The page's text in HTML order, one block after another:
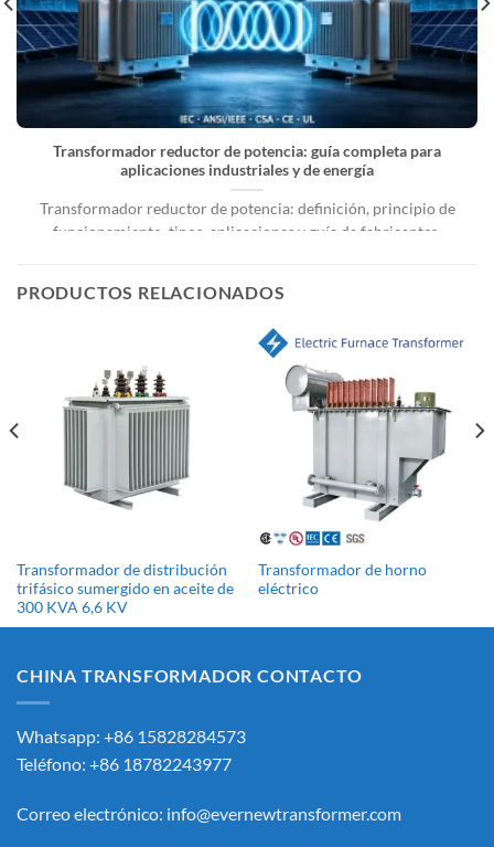
Transformador reductor de potencia: guía completa para
aplicaciones industriales y de energía
Transformador reductor de potencia: definición, principio de
funcionamiento, tipos, aplicaciones y guía de fabricantes.
PRODUCTOS RELACIONADOS
Transformador de distribución
trifásico sumergido en aceite de
300 KVA 6,6 KV
Transformador de horno
eléctrico
CHINA TRANSFORMADOR CONTACTO
Whatsapp: +86 15828284573
Teléfono: +86 18782243977
Correo electrónico: info@evernewtransformer.com